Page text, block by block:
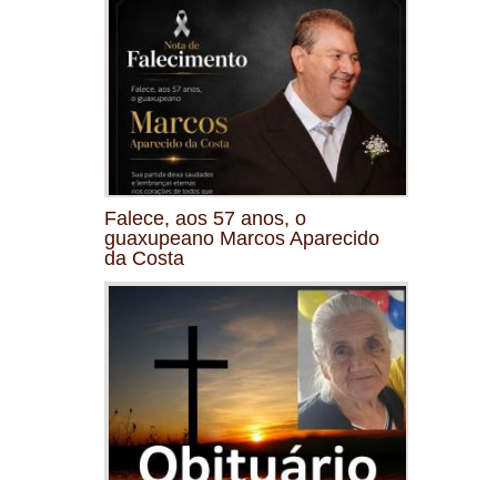
Falece, aos 57 anos, o
guaxupeano Marcos Aparecido
da Costa